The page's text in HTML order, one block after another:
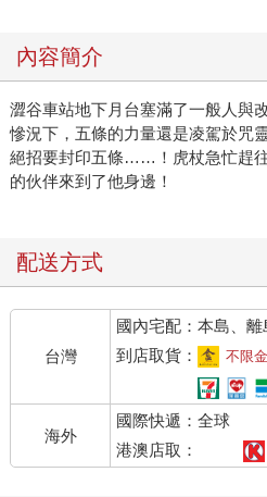
內容簡介
澀谷車站地下月台塞滿了一般人
慘況下，五條的力量還是凌駕於咒
絕招要封印五條……！虎杖急忙趕
的伙伴來到了他身邊！
配送方式
台灣
國內宅配：本島、離
到店取貨：
不限
海外
國際快遞：全球
港澳店取：